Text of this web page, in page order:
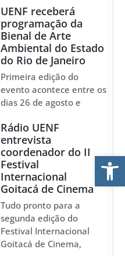
UENF receberá
programação da
Bienal de Arte
Ambiental do Estado
do Rio de Janeiro
Primeira edição do
evento acontece entre os
dias 26 de agosto e
Rádio UENF
entrevista
coordenador do II
Festival
Internacional
Goitacá de Cinema
Tudo pronto para a
segunda edição do
Festival Internacional
Goitacá de Cinema,